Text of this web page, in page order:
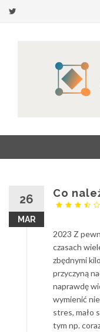
26
MAR
Co
2023 Z
czasach
zbędnymi
przyczyną
naprawdę
wymienić
stres, mało
tym np.